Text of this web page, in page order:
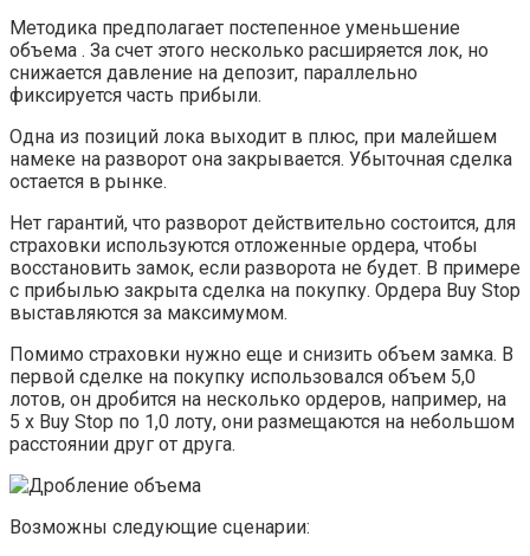
Методика предполагает постепенное уменьшение
объема . За счет этого несколько расширяется лок, но
снижается давление на депозит, параллельно
фиксируется часть прибыли.
Одна из позиций лока выходит в плюс, при малейшем
намеке на разворот она закрывается. Убыточная сделка
остается в рынке.
Нет гарантий, что разворот действительно состоится, для
страховки используются отложенные ордера, чтобы
восстановить замок, если разворота не будет. В примере
с прибылью закрыта сделка на покупку. Ордера Buy Stop
выставляются за максимумом.
Помимо страховки нужно еще и снизить объем замка. В
первой сделке на покупку использовался объем 5,0
лотов, он дробится на несколько ордеров, например, на
5 х Buy Stop по 1,0 лоту, они размещаются на небольшом
расстоянии друг от друга.
Возможны следующие сценарии: